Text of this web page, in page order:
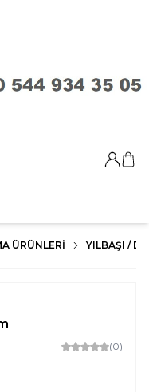
Giriş
ÜRÜNLERI YILBAŞI /
(0)